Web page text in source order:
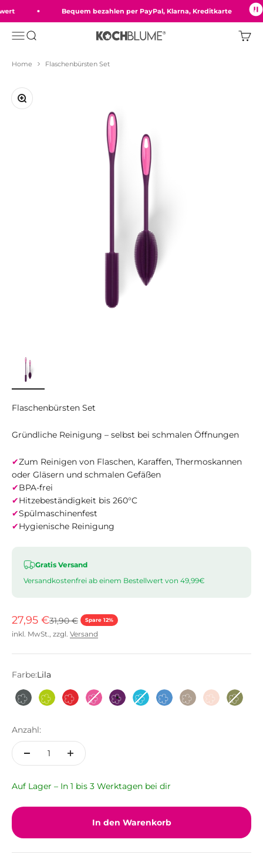
Bequem bezahlen per PayPal, Klarna, Kreditkarte
MenüSuche Kochblume GmbH
Home Flaschenbürsten Set
Bild vergrößern
Flaschenbürsten Set
Gründliche Reinigung – selbst bei schmalen Öffnungen
✔Zum Reinigen von Flaschen, Karaffen, Thermoskannen
oder Gläsern und schmalen Gefäßen
✔BPA-frei
✔Hitzebeständigkeit bis 260°C
✔Spülmaschinenfest
✔Hygienische Reinigung
Gratis Versand
Versandkostenfrei ab einem Bestellwert von 49,99€
Angebot
27,95 €Regulärer Preis
31,90 € Spare 12%
inkl. MwSt., zzgl. Versand
Farbe:Lila
AnthrazitLimette
Rot Pink Lila TürkisHellblauTaupeAltrosaOlive
Anzahl:
Auf Lager – In 1 bis 3 Werktagen bei dir
In den Warenkorb